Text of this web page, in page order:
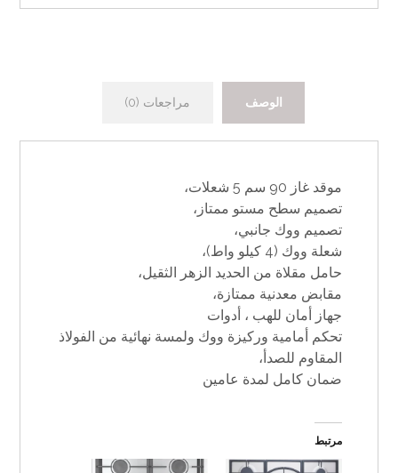
الوصف مراجعات (0)
موقد غاز 90 سم 5 شعلات،
تصميم سطح مستو ممتاز،
تصميم ووك جانبي،
شعلة ووك (4 كيلو واط)،
حامل مقلاة من الحديد الزهر الثقيل،
مقابض معدنية ممتازة،
جهاز أمان للهب ، أدوات
تحكم أمامية وركيزة ووك ولمسة نهائية من الفولاذ
المقاوم للصدأ،
ضمان كامل لمدة عامين
مرتبط